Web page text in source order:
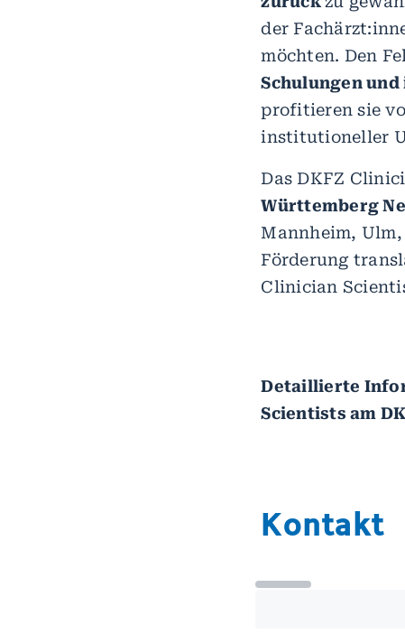
der
möchten. Den
Schulungen
profitieren sie
institutioneller
Das DKFZ
Württemberg
Mannheim,
Förderung
Clinician
Detaillierte
Scientists am
Kontakt